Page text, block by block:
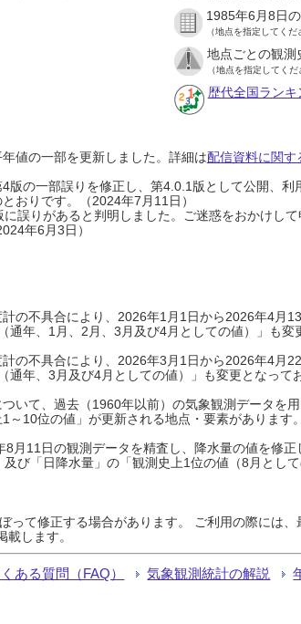
1985年6月8日
（地点を指定してくだ
地点ごとの観測
（地点を指定してくだ
歴代全国ランキ
値の一部を更新しました。詳細は配信資料に関す
の一部誤りを修正し、第4.0.1版として公開、
とおりです。（2024年7月11日）
誤りがあると判明しました。ご迷惑をおかけし
年6月3日）
の不具合により、2026年1月1日から2026年4月
年、1月、2月、3月及び4月としての値）」も変
の不具合により、2026年3月1日から2026年4月
通年、3月及び4月としての値）」も変更となっ
いて、過去（1960年以前）の気象観測データを
～10位の値」が更新される地点・要素があります
月11日の観測データを精査し、降水量の値を修
及び「日降水量」の「観測史上1位の値（8月とし
って修正する場合があります。 ご利用の際には
します。
ある質問（FAQ） 気象観測統計の解説